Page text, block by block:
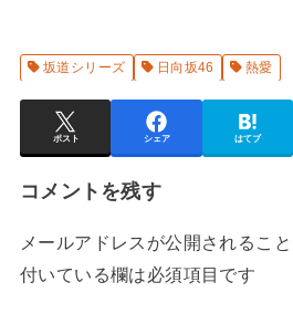
坂道シリーズ 日向坂46 熱愛
ポスト シェア はてブ
コメントを残す
メールアドレスが公開されること
付いている欄は必須項目です